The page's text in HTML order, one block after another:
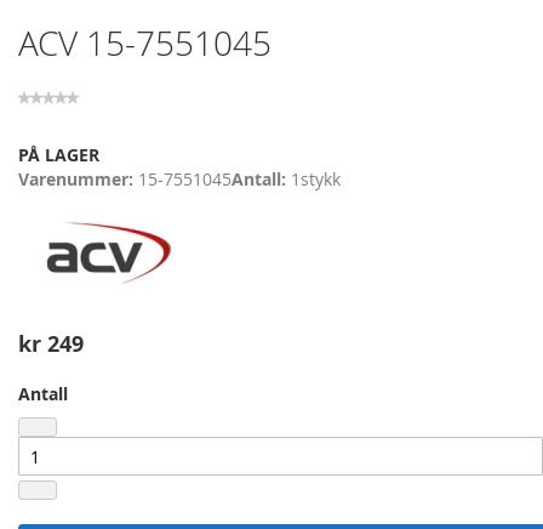
Skip
to
beginning
the
images
ACV 15-7551045
PÅ LAGER
Varenummer 15-7551045Antall 1 stykk
kr 249
Antall